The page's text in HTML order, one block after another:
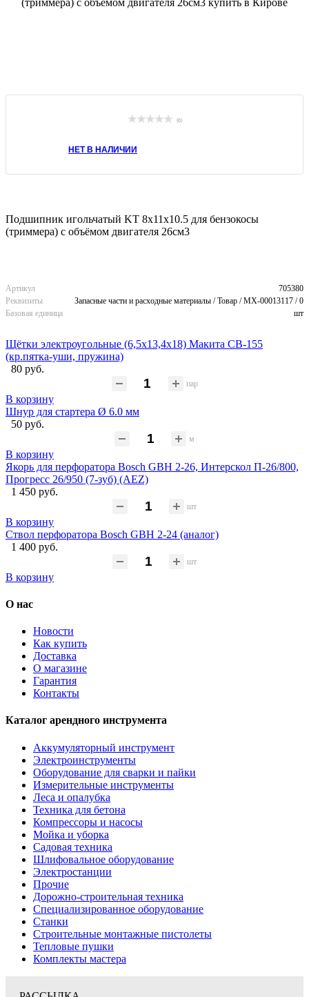
(0)
НЕТ В НАЛИЧИИ
Подшипник игольчатый KT 8х11х10.5 для бензокосы
(триммера) с объёмом двигателя 26см3
Артикул
705380
Реквизиты
Запасные части и расходные материалы / Товар / MX-00013117 / 0
Базовая единица
шт
Щётки электроугольные (6,5х13,4х18) Макита CB-155
(кр.пятка-уши, пружина)
80 руб.
пар
В корзину
Шнур для стартера Ø 6.0 мм
50 руб.
м
В корзину
Якорь для перфоратора Bosch GBH 2-26, Интерскол П-26/800,
Прогресс 26/950 (7-зуб) (AEZ)
1 450 руб.
шт
В корзину
Ствол перфоратора Bosch GBH 2-24 (аналог)
1 400 руб.
шт
В корзину
О нас
Новости
Как купить
Доставка
О магазине
Гарантия
Контакты
Каталог арендного инструмента
Аккумуляторный инструмент
Электроинструменты
Оборудование для сварки и пайки
Измерительные инструменты
Леса и опалубка
Техника для бетона
Компрессоры и насосы
Мойка и уборка
Садовая техника
Шлифовальное оборудование
Электростанции
Прочие
Дорожно-строительная техника
Специализированное оборудование
Станки
Строительные монтажные пистолеты
Тепловые пушки
Комплекты мастера